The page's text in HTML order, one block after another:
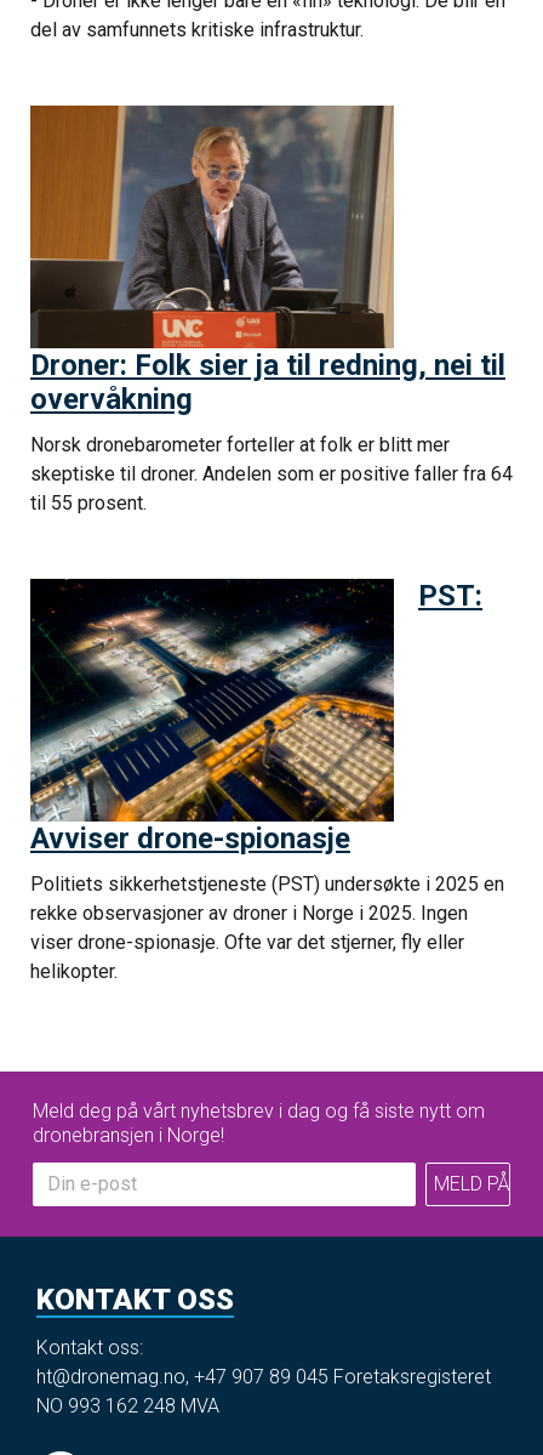
del av samfunnets kritiske infrastruktur.
Droner: Folk sier ja til redning, nei til
overvåkning
Norsk dronebarometer forteller at folk er blitt mer
skeptiske til droner. Andelen som er positive faller fra 64
til 55 prosent.
PST:
Avviser drone-spionasje
Politiets sikkerhetstjeneste (PST) undersøkte i 2025 en
rekke observasjoner av droner i Norge i 2025. Ingen
viser drone-spionasje. Ofte var det stjerner, fly eller
helikopter.
Meld deg på vårt nyhetsbrev i dag og få siste nytt om
dronebransjen i Norge!
KONTAKT OSS
Kontakt oss:
ht@dronemag.no, +47 907 89 045 Foretaksregisteret
NO 993 162 248 MVA